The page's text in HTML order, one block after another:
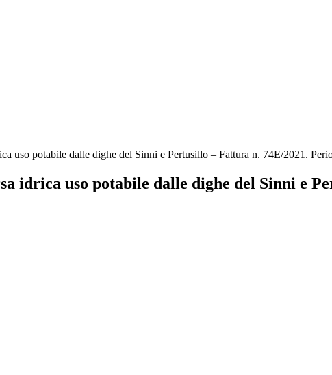
uso potabile dalle dighe del Sinni e Pertusillo – Fattura n. 74E/2021.
idrica uso potabile dalle dighe del Sinni e